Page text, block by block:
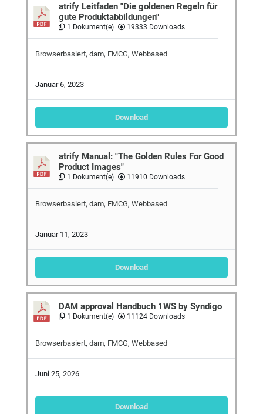
atrify Leitfaden "Die goldenen Regeln für
gute Produktabbildungen"
1 Dokument(e) 19333 Downloads
Browserbasiert, dam, FMCG, Webbased
Januar 6, 2023
Download
atrify Manual: "The Golden Rules For Good
Product Images"
1 Dokument(e) 11910 Downloads
Browserbasiert, dam, FMCG, Webbased
Januar 11, 2023
Download
DAM approval Handbuch 1WS by Syndigo
1 Dokument(e) 11124 Downloads
Browserbasiert, dam, FMCG, Webbased
Juni 25, 2026
Download